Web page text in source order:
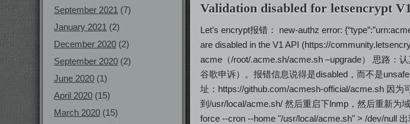
September 2021 (7)
January 2021 (2)
December 2020 (2)
September 2020 (2)
June 2020 (1)
April 2020 (15)
March 2020 (15)
Validation disabled for letsencrypt
Let’s encrypt报错： new-authz error:
are disabled in the V1 API (https://
acme（/root/.acme.sh/acme.sh –upgrade） 思路：
谷歌申诉）。报错信息说得是disabled，而不是
址：https://github.com/acmesh-official/acme.sh 因
到/usr/local/acme.sh/ 然后重启下lnmp，然后重新为
force --cron --home "/usr/local/acme.sh" > /dev/null